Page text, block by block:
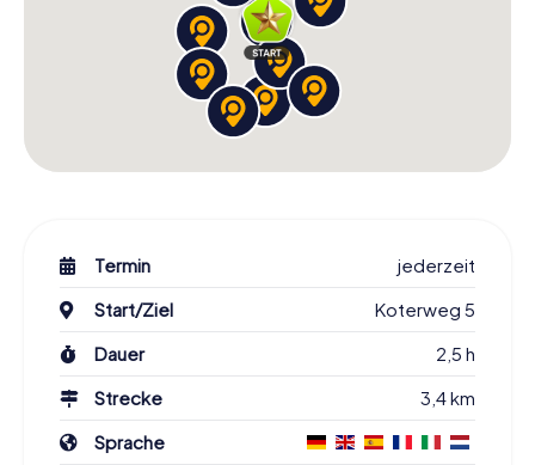
Termin
jederzeit
Start/Ziel
Koterweg 5
Dauer
2,5 h
Strecke
3,4 km
Sprache